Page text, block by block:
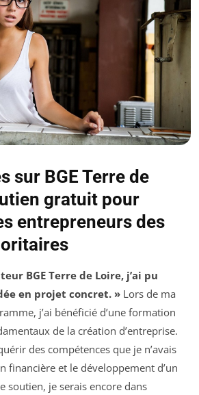
sur BGE Terre de
gratuit pour
entrepreneurs des
BGE Terre de Loire, j’ai pu
en projet concret. » Lors de ma
j’ai bénéficié d’une formation
de la création d’entreprise.
des compétences que je n’avais
financière et le développement d’un
soutien, je serais encore dans